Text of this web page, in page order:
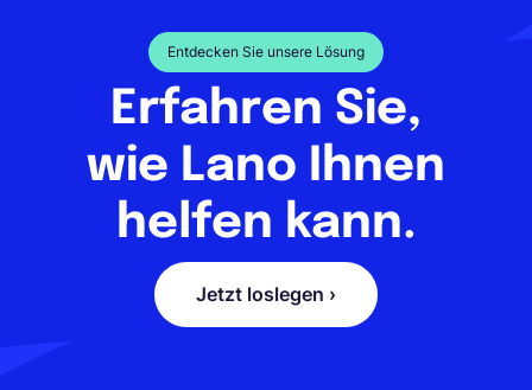
Entdecken Sie unsere Lösung
Erfahren Sie,
wie Lano Ihnen
helfen kann.
Jetzt loslegen ›